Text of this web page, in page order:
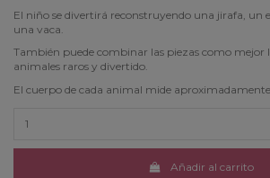
El niño se divertirá reconstruyendo una jirafa, un
una vaca.
También puede combinar las piezas como mejor
animales raros y divertido.
El cuerpo de cada animal mide
Añadir al carrito